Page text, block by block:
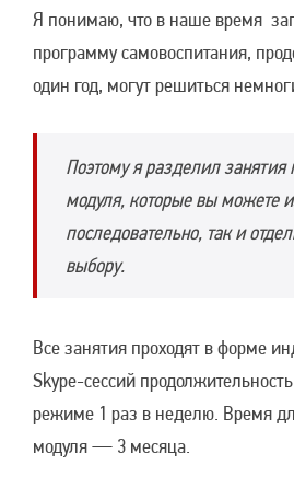
Я понимаю, что в наше время
программу самовоспитания,
один год, могут решиться
Поэтому я разделил
модуля, которые вы можете
последовательно, так и
выбору.
Все занятия проходят в форме
Skype-сессий
режиме 1 раз в неделю. Время
модуля — 3 месяца.